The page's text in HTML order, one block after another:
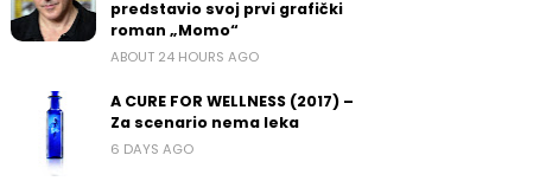
predstavio svoj prvi grafički
roman „Momo“
ABOUT 24 HOURS AGO
A CURE FOR WELLNESS (2017) –
Za scenario nema leka
6 DAYS AGO